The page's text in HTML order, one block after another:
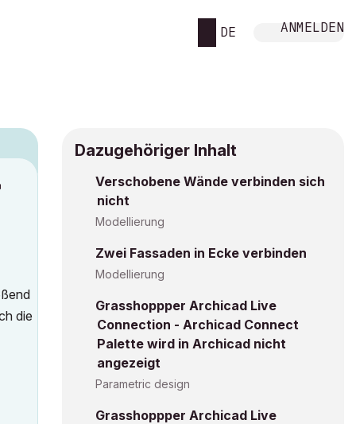
DE ANMELDEN
die
Dazugehöriger Inhalt
Verschobene Wände verbinden sich
nicht
Modellierung
Zwei Fassaden in Ecke verbinden
Modellierung
Grasshoppper Archicad Live
Connection - Archicad Connect
Palette wird in Archicad nicht
angezeigt
Parametric design
Grasshoppper Archicad Live